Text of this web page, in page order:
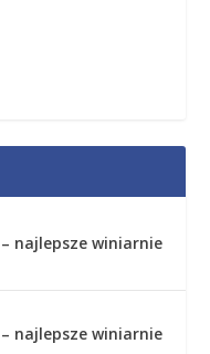
najlepsze winiarnie
najlepsze winiarnie